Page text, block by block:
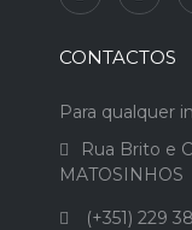
CONTACTOS
Para qualquer
Rua Brito e
MATOSINHOS
(+351) 229